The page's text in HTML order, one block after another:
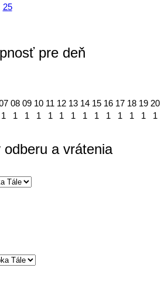
25
pre deň
08 09 10 11 12 13 14 15 16 17 18 19 20
1 1 1 1 1 1 1 1 1 1 1 1 1 1
a vrátenia